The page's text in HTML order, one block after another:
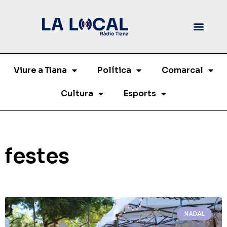
Viure a Tiana Política Comarcal
Cultura Esports
festes
NADAL